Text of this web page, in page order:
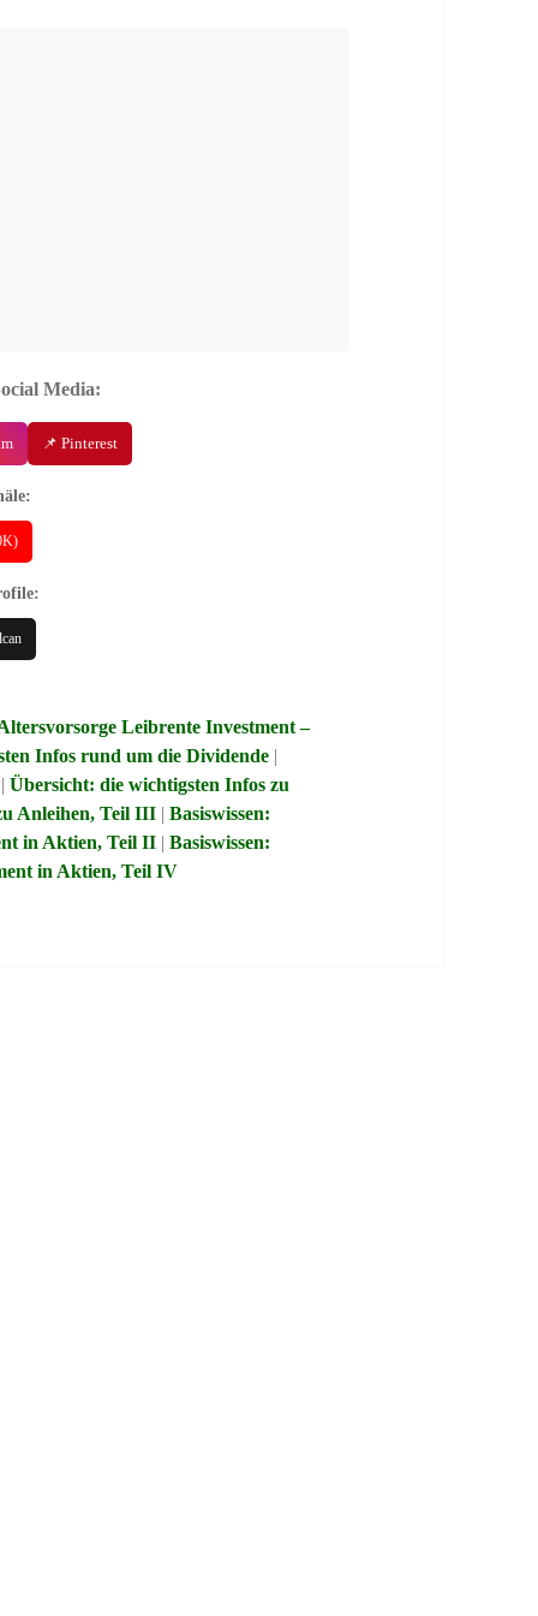
Media:
📌 Pinterest
Leibrente Investment –
Infos rund um die Dividende
|Übersicht: die wichtigsten Infos zu
Anleihen, Teil III |Basiswissen:
in Aktien, Teil II |Basiswissen:
in Aktien, Teil IV